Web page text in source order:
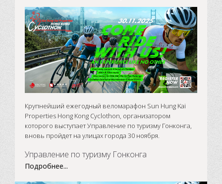
Крупнейший ежегодный веломарафон Sun Hung Kai
Properties Hong Kong Cyclothon, организатором
которого выступает Управление по туризму Гонконга,
вновь пройдет на улицах города 30 ноября.
Управление по туризму Гонконга
Подробнее...